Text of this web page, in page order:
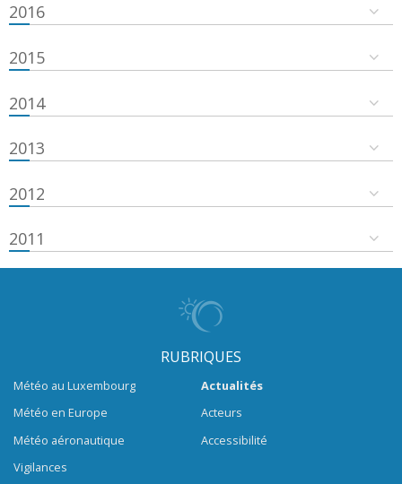
2016
2015
2014
2013
2012
2011
RUBRIQUES
Météo au Luxembourg
Météo en Europe
Météo aéronautique
Vigilances
Actualités
Acteurs
Accessibilité